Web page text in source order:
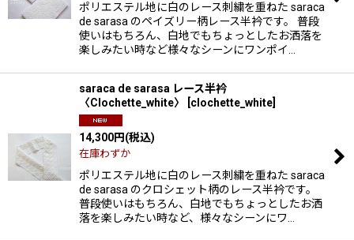
ポリエステル地に白のレース刺繍を重ねた saraca
de sarasa のペイズリー柄レース半衿です。 普段
使いはもちろん、白地でもちょっとしたお洒落を
楽しみたい時など様々なシーンにワンポイ…
saraca de sarasa レース半衿
〈Clochette_white〉
clochette_white
14,300円(税込)
在庫わずか
ポリエステル地に白のレース刺繍を重ねた saraca
de sarasa のクロシェット柄のレース半衿です。
普段使いはもちろん、白地でもちょっとしたお洒
落を楽しみたい時など、様々なシーンにワ…